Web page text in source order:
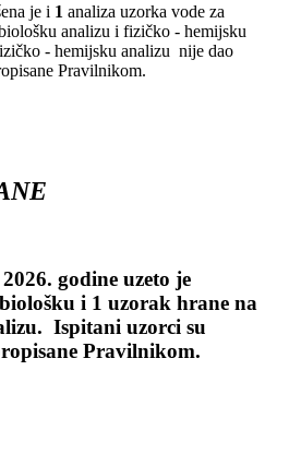
je i 1 analiza uzorka vode za
analizu i fizičko - hemijsku
- hemijsku analizu nije dao
Pravilnikom.
2026. godine uzeto je
i 1 uzorak hrane na
Ispitani uzorci su
Pravilnikom.